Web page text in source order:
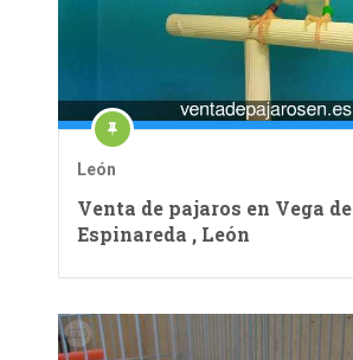
León
Venta de pajaros en Vega de
Espinareda , León